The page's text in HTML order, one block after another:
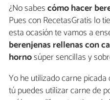
¿No sabescómo hacer
Pues con RecetasGratis lo
esta ocasión te vamos a
berenjenas rellenas con
hornosúper sencillas y
Yo he utilizado carne
tú puedes utilizar carne de